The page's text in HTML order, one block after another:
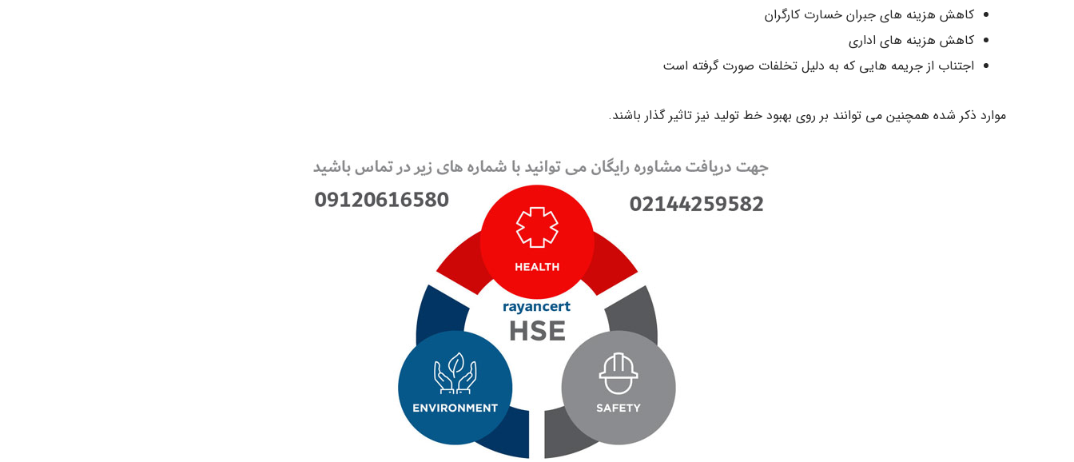
کاهش هزینه های جبران خسارت کارگران
کاهش هزینه های اداری
اجتناب از جریمه هایی که به دلیل تخلفات صورت گرفته است
موارد ذکر شده همچنین می توانند بر روی بهبود خط تولید نیز تاثیر گذار باشند.